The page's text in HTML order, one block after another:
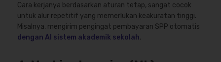
Cara kerjanya berdasarkan aturan tetap, sangat cocok
untuk alur repetitif yang memerlukan keakuratan tinggi.
Misalnya, mengirim pengingat pembayaran SPP otomatis
dengan AI sistem akademik sekolah.